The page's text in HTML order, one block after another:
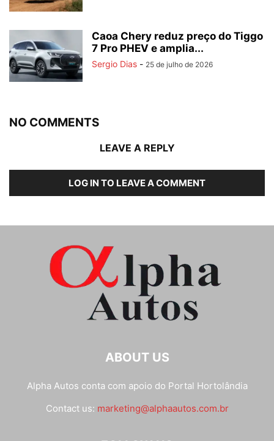
Caoa Chery reduz preço do Tiggo
7 Pro PHEV e amplia...
Sergio Dias - 25 de julho de 2026
NO COMMENTS
LEAVE A REPLY
LOG IN TO LEAVE A COMMENT
ABOUT US
Alpha Autos conta com apoio do Portal Hortolândia
Contact us: marketing@alphaautos.com.br